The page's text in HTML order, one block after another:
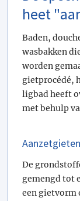
heet
Baden,
wasbakken
worden
gietprocédé,
ligbad heeft
met behulp
Aanzetgieten
De
gemengd tot
een gietvorm